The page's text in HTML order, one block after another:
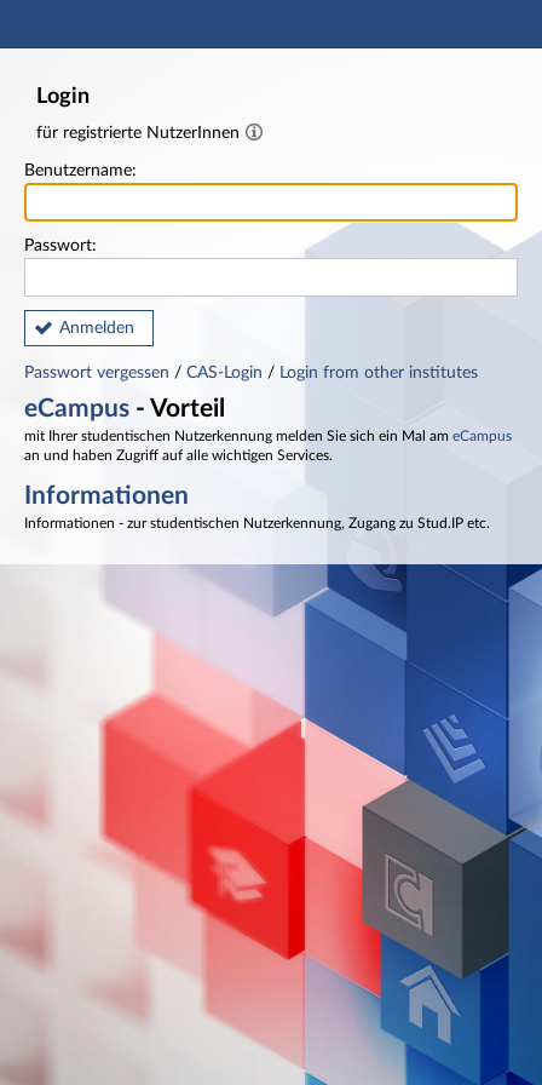
Hauptnavigation
Login
für registrierte NutzerInnen
Benutzername:
Passwort:
Anmelden
Passwort vergessen / CAS-Login / Login from other institutes
eCampus - Vorteil
mit Ihrer studentischen Nutzerkennung melden Sie sich ein Mal am eCampus
an und haben Zugriff auf alle wichtigen Services.
Informationen
Informationen - zur studentischen Nutzerkennung, Zugang zu Stud.IP etc.